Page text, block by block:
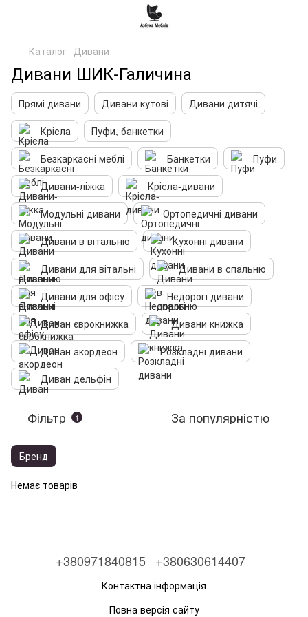
Каталог Дивани
Дивани ШИК-Галичина
Прямі дивани Дивани кутові
Дивани дитячі
Крісла
Пуфи, банкетки
Безкаркасні меблі
Банкетки
Пуфи
Дивани-ліжка
Крісла-дивани
Модульні дивани
Ортопедичні дивани
Дивани в вітальню
Кухонні дивани
Дивани для вітальні
Дивани в спальню
Дивани для офісу
Недорогі дивани
Диван єврокнижка
Дивани книжка
Диван акордеон
Розкладні дивани
Диван дельфін
Фільтр 1 За популярністю
Бренд
Немає товарів
+380971840815 +380630614407
Контактна інформація
Повна версія сайту